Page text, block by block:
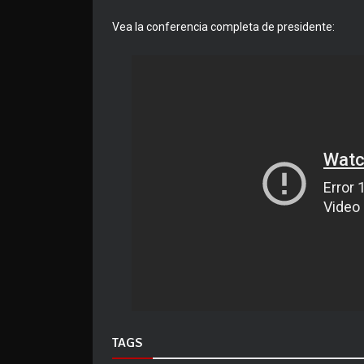
Vea la conferencia completa de presidente:
TAGS